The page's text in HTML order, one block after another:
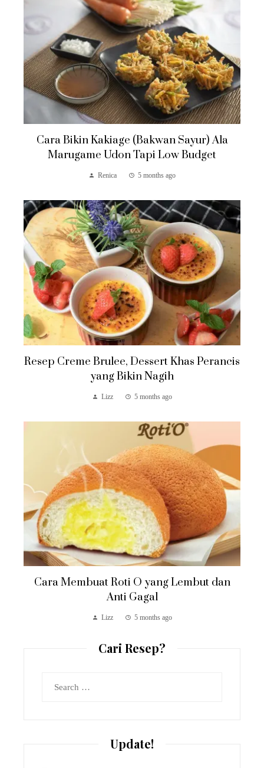
Cara Bikin Kakiage (Bakwan Sayur) Ala
Marugame Udon Tapi Low Budget
Renica 5 months ago
Resep Creme Brulee, Dessert Khas Perancis
yang Bikin Nagih
Lizz 5 months ago
Cara Membuat Roti O yang Lembut dan
Anti Gagal
Lizz 5 months ago
Cari Resep?
Update!